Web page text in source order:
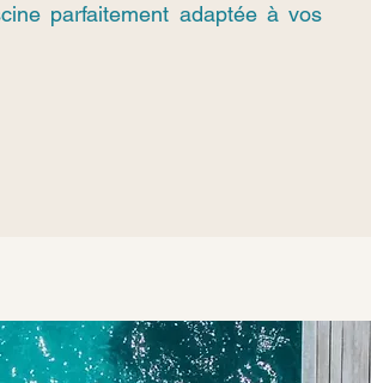
parfaitement adaptée à vos